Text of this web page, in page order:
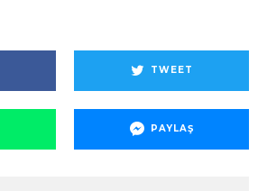
TWEET
PAYLAŞ